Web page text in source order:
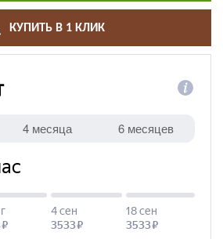
КУПИТЬ В 1 КЛИК